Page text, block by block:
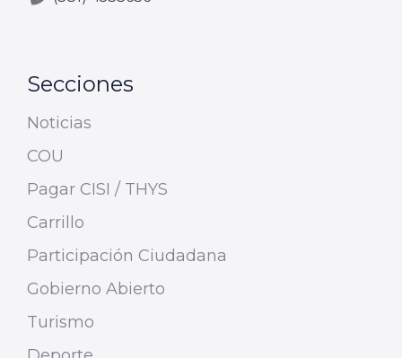
Secciones
Noticias
COU
Pagar CISI / THYS
Carrillo
Participación Ciudadana
Gobierno Abierto
Turismo